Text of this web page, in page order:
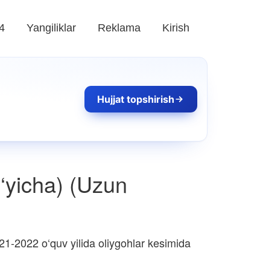
Yangiliklar Reklama Kirish
Hujjat topshirish
(Uzun
2022 o‘quv yilida oliygohlar kesimida